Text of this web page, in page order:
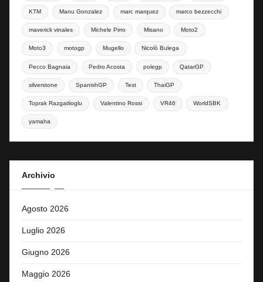
KTM Manu Gonzalez marc marquez marco bezzecchi
maverick vinales Michele Pirro Misano Moto2
Moto3 motogp Mugello Nicolò Bulega
Pecco Bagnaia Pedro Acosta polegp QatarGP
silverstone SpanishGP Test ThaiGP
Toprak Razgatlioglu Valentino Rossi VR46 WorldSBK
yamaha
Archivio
Agosto 2026
Luglio 2026
Giugno 2026
Maggio 2026